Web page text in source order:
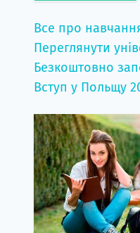
Все про
Переглянути
Безкоштовно
Вступ у Польщу